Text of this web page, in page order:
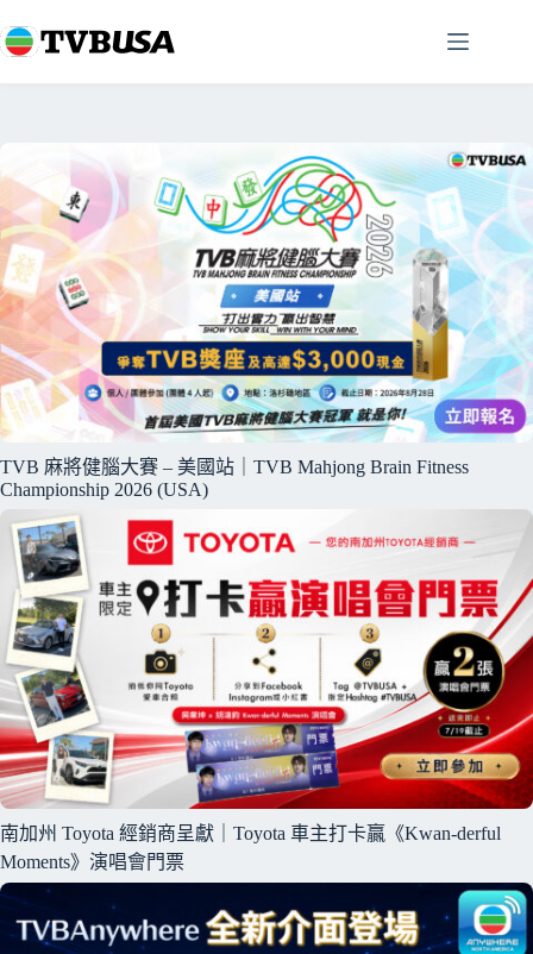
至
TVB 麻將健腦大賽 – 美國站｜TVB Mahjong Brain Fitness
Championship 2026 (USA)
南加州 Toyota 經銷商呈獻｜Toyota 車主打卡贏《Kwan-derful
Moments》演唱會門票